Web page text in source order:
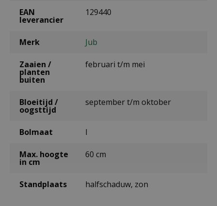
EAN
leverancier
129440
Merk Jub
Zaaien /
planten
buiten
februari t/m mei
Bloeitijd /
oogsttijd
september t/m oktober
Bolmaat I
Max. hoogte
in cm
60 cm
Standplaats halfschaduw, zon